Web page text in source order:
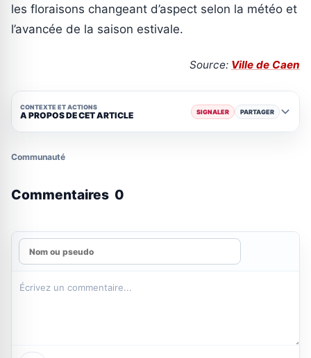
les floraisons changeant d’aspect selon la météo et
l’avancée de la saison estivale.
Source: Ville de Caen
CONTEXTE ET ACTIONS
A PROPOS DE CET ARTICLE SIGNALER PARTAGER
Communauté
Commentaires 0